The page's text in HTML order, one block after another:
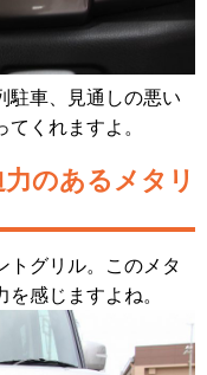
駐車、見通しの悪い
くれますよ。
のあるメタリ
トグリル。このメタ
感じますよね。